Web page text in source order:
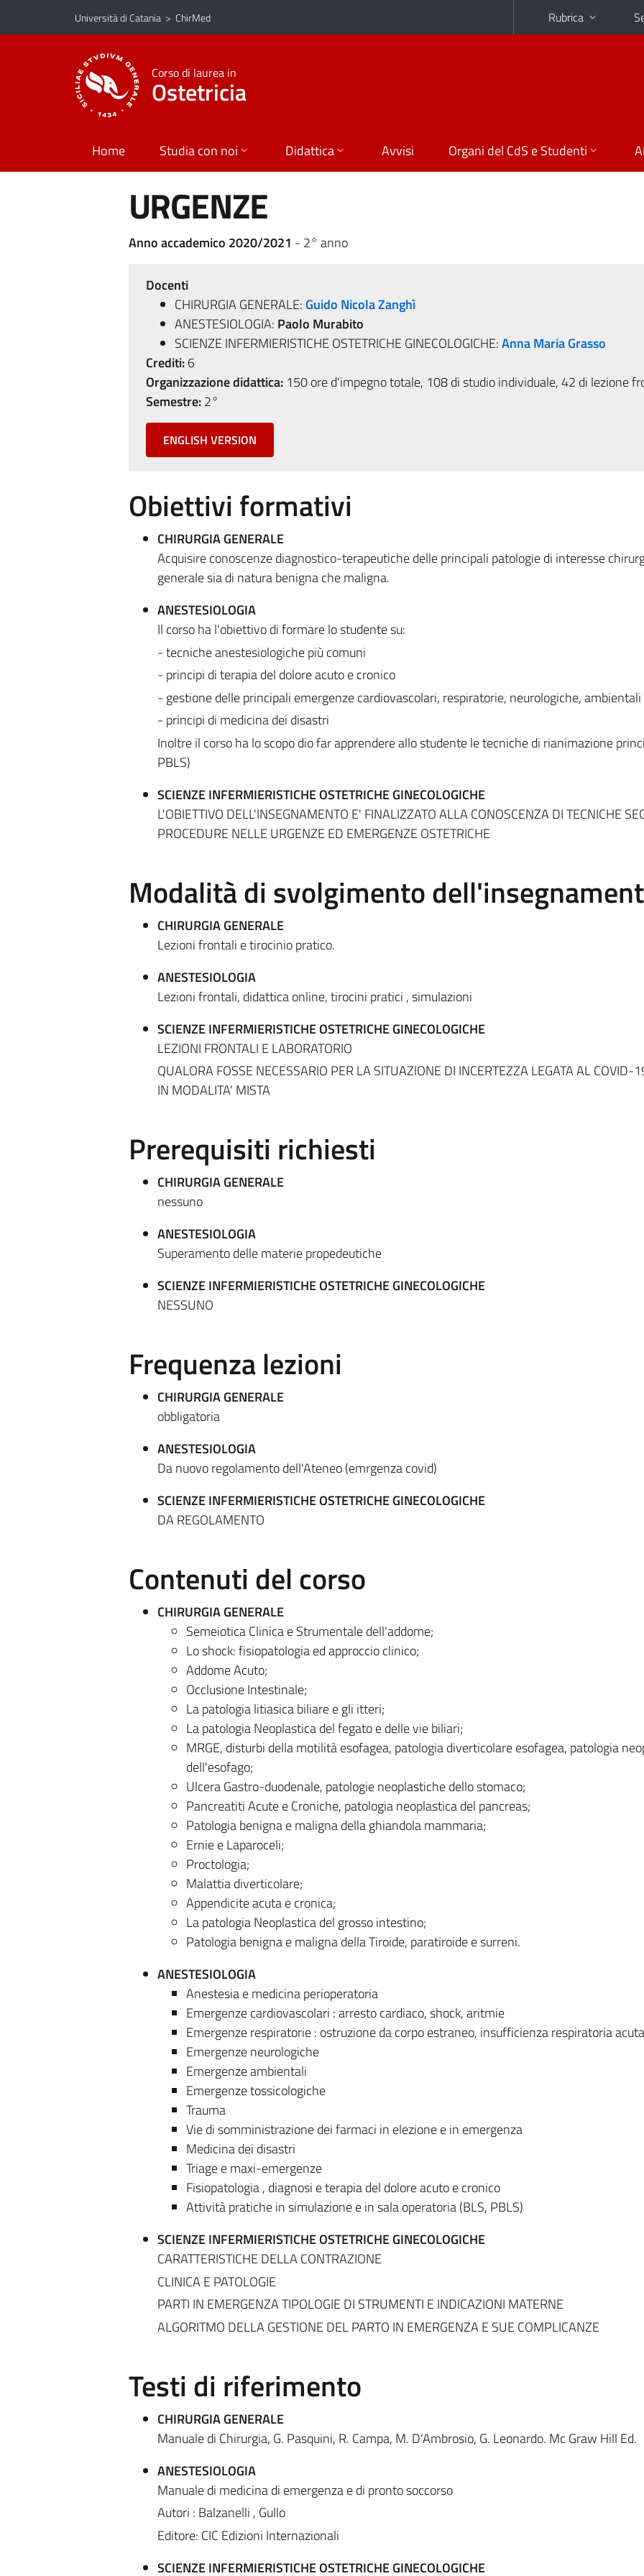
Vai al contenuto principale
Vai al menu di navigazione
Università di Catania > ChirMed Rubrica
Corso di laurea in
Ostetricia
Home Studia con noi Didattica Avvisi Organi del CdS e Studenti
URGENZE
Anno accademico 2020/2021 - 2° anno
Docenti
CHIRURGIA GENERALE: Guido Nicola Zanghì
ANESTESIOLOGIA: Paolo Murabito
SCIENZE INFERMIERISTICHE OSTETRICHE GINECOLOGICHE:Anna Maria Grasso
Crediti:6
Organizzazione didattica:150 ore d'impegno totale, 108 di studio individuale, 42 di lezione
Semestre:2°
ENGLISH VERSION
Obiettivi formativi
CHIRURGIA GENERALE
Acquisire conoscenze diagnostico-terapeutiche delle principali patologie di interesse
generale sia di natura benigna che maligna.
ANESTESIOLOGIA
Il corso ha l'obiettivo di formare lo studente su:
- tecniche anestesiologiche più comuni
- principi di terapia del dolore acuto e cronico
- gestione delle principali emergenze cardiovascolari, respiratorie, neurologiche, ambientali
- principi di medicina dei disastri
Inoltre il corso ha lo scopo dio far apprendere allo studente le tecniche di rianimazione
PBLS)
SCIENZE INFERMIERISTICHE OSTETRICHE GINECOLOGICHE
L'OBIETTIVO DELL'INSEGNAMENTO E' FINALIZZATO ALLA CONOSCENZA DI TECNICHE
PROCEDURE NELLE URGENZE ED EMERGENZE OSTETRICHE
Modalità di svolgimento
CHIRURGIA GENERALE
Lezioni frontali e tirocinio pratico.
ANESTESIOLOGIA
Lezioni frontali, didattica online, tirocini pratici , simulazioni
SCIENZE INFERMIERISTICHE OSTETRICHE GINECOLOGICHE
LEZIONI FRONTALI E LABORATORIO
QUALORA FOSSE NECESSARIO PER LA SITUAZIONE DI INCERTEZZA LEGATA AL COVID-
IN MODALITA' MISTA
Prerequisiti richiesti
CHIRURGIA GENERALE
nessuno
ANESTESIOLOGIA
Superamento delle materie propedeutiche
SCIENZE INFERMIERISTICHE OSTETRICHE GINECOLOGICHE
NESSUNO
Frequenza lezioni
CHIRURGIA GENERALE
obbligatoria
ANESTESIOLOGIA
Da nuovo regolamento dell'Ateneo (emrgenza covid)
SCIENZE INFERMIERISTICHE OSTETRICHE GINECOLOGICHE
DA REGOLAMENTO
Contenuti del corso
CHIRURGIA GENERALE
Semeiotica Clinica e Strumentale dell'addome;
Lo shock: fisiopatologia ed approccio clinico;
Addome Acuto;
Occlusione Intestinale;
La patologia litiasica biliare e gli itteri;
La patologia Neoplastica del fegato e delle vie biliari;
MRGE, disturbi della motilità esofagea, patologia diverticolare esofagea, patologia
dell'esofago;
Ulcera Gastro-duodenale, patologie neoplastiche dello stomaco;
Pancreatiti Acute e Croniche, patologia neoplastica del pancreas;
Patologia benigna e maligna della ghiandola mammaria;
Ernie e Laparoceli;
Proctologia;
Malattia diverticolare;
Appendicite acuta e cronica;
La patologia Neoplastica del grosso intestino;
Patologia benigna e maligna della Tiroide, paratiroide e surreni.
ANESTESIOLOGIA
Anestesia e medicina perioperatoria
Emergenze cardiovascolari : arresto cardiaco, shock, aritmie
Emergenze respiratorie : ostruzione da corpo estraneo, insufficienza respiratoria acuta
Emergenze neurologiche
Emergenze ambientali
Emergenze tossicologiche
Trauma
Vie di somministrazione dei farmaci in elezione e in emergenza
Medicina dei disastri
Triage e maxi-emergenze
Fisiopatologia , diagnosi e terapia del dolore acuto e cronico
Attività pratiche in simulazione e in sala operatoria (BLS, PBLS)
SCIENZE INFERMIERISTICHE OSTETRICHE GINECOLOGICHE
CARATTERISTICHE DELLA CONTRAZIONE
CLINICA E PATOLOGIE
PARTI IN EMERGENZA TIPOLOGIE DI STRUMENTI E INDICAZIONI MATERNE
ALGORITMO DELLA GESTIONE DEL PARTO IN EMERGENZA E SUE COMPLICANZE
Testi di riferimento
CHIRURGIA GENERALE
Manuale di Chirurgia, G. Pasquini, R. Campa, M. D'Ambrosio, G. Leonardo. Mc Graw Hill Ed.
ANESTESIOLOGIA
Manuale di medicina di emergenza e di pronto soccorso
Autori : Balzanelli , Gullo
Editore: CIC Edizioni Internazionali
SCIENZE INFERMIERISTICHE OSTETRICHE GINECOLOGICHE